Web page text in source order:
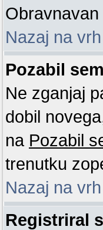
Nazaj na vrh
Pozabil
Ne zganjaj
dobil
na Pozabil
trenutku
Nazaj na vrh
Registriral